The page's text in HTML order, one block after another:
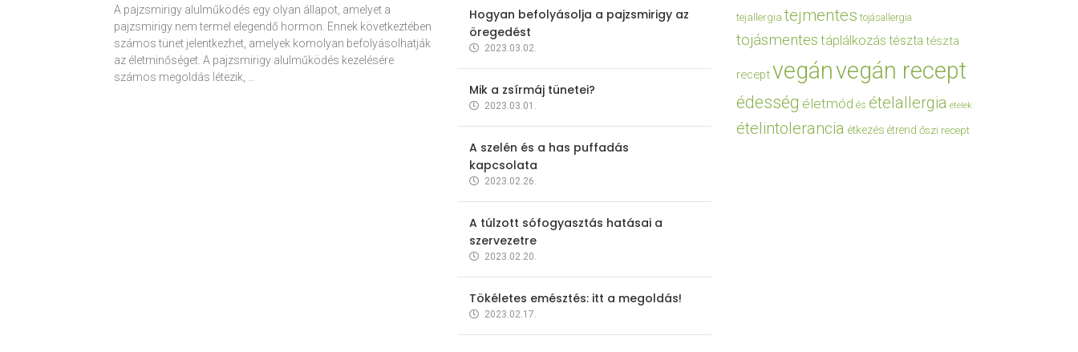
A pajzsmirigy alulműködés egy olyan állapot, amelyet a
pajzsmirigy nem termel elegendő hormon. Ennek következtében
számos tünet jelentkezhet, amelyek komolyan befolyásolhatják
az életminőséget. A pajzsmirigy alulműködés kezelésére
számos megoldás létezik, …
Hogyan befolyásolja a pajzsmirigy az
öregedést
2023.03.02.
Mik a zsírmáj tünetei?
2023.03.01.
A szelén és a has puffadás
kapcsolata
2023.02.26.
A túlzott sófogyasztás hatásai a
szervezetre
2023.02.20.
Tökéletes emésztés: itt a megoldás!
2023.02.17.
tejallergia tejmentes tojásallergia
tojásmentes táplálkozás tészta tészta
receptvegánvegán recept
édesség életmód és ételallergia ételek
ételintolerancia étkezés étrend őszi recept